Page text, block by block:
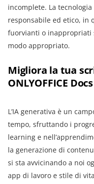
incomplete. La
responsabile ed etico, in
fuorvianti o inappropriati
modo appropriato.
Migliora la tua
ONLYOFFICE Docs
L’IA generativa è un
tempo, sfruttando i
learning e
la generazione di
si sta avvicinando a noi
app di lavoro e stile di